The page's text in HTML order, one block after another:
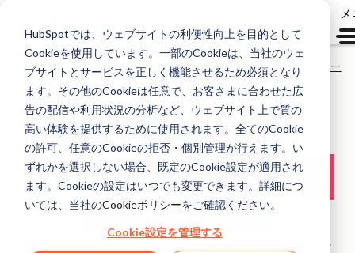
HubSpotでは、ウェブサイトの利便性向上を目的として
Cookieを使用しています。一部のCookieは、当社のウェ
ブサイトとサービスを正しく機能させるため必須となり
ます。その他のCookieは任意で、お客さまに合わせた広
告の配信や利用状況の分析など、ウェブサイト上で質の
高い体験を提供するために使用されます。全てのCookie
の許可、任意のCookieの拒否・個別管理が行えます。い
ずれかを選択しない場合、既定のCookie設定が適用され
ます。Cookieの設定はいつでも変更できます。詳細につ
いては、当社のCookieポリシーをご確認ください。
Cookie設定を管理する
エージェント作成ツー
ル
データエージェント
AIによる顧客情報分析
エージェント
正確な顧客情報をAIが自動で収集・提示するため、